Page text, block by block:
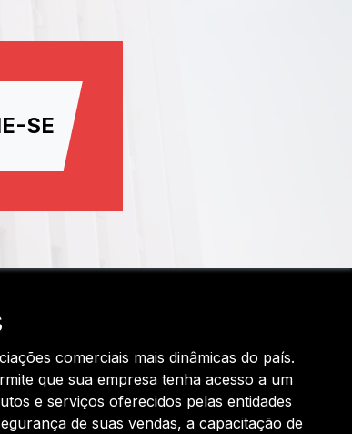
SE
comerciais mais dinâmicas do país.
que sua empresa tenha acesso a um
e serviços oferecidos pelas entidades
de suas vendas, a capacitação de